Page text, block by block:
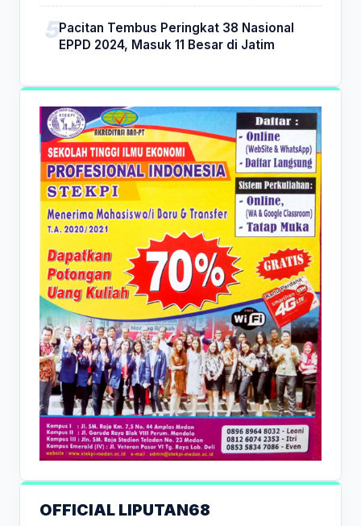
Pacitan Tembus Peringkat 38 Nasional
EPPD 2024, Masuk 11 Besar di Jatim
OFFICIAL LIPUTAN68